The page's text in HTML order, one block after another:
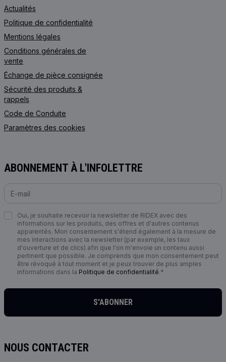
Actualités
Politique de confidentialité
Mentions légales
Conditions générales de
vente
Échange de pièce consignée
Sécurité des produits &
rappels
Code de Сonduite
Paramètres des cookies
NOUS CONTACTER
ABONNEMENT À L'INFOLETTRE
Oui, je souhaite recevoir la newsletter de RIDEX avec des
informations sur les produits, des offres et d'autres contenus
apparentés. Mon consentement s'étend également à la mesure de
mes interactions avec la newsletter (par exemple, les taux
d'ouverture et de clics) afin que l'on m'envoie un contenu aussi
pertinent que possible. Je comprends que mon consentement peut
être révoqué à tout moment et je peux trouver de plus amples
informations dans la Politique de confidentialité.*
S'ABONNER